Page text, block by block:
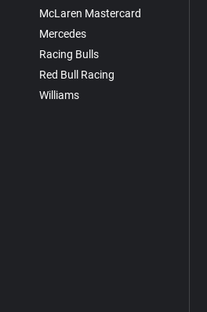
McLaren Mastercard
Mercedes
Racing Bulls
Red Bull Racing
Williams